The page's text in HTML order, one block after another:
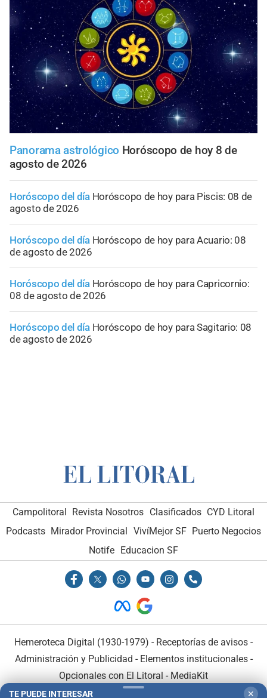
Panorama astrológico Horóscopo de hoy 8 de
agosto de 2026
Horóscopo del día Horóscopo de hoy para Piscis: 08 de
agosto de 2026
Horóscopo del día Horóscopo de hoy para Acuario: 08
de agosto de 2026
Horóscopo del día Horóscopo de hoy para Capricornio:
08 de agosto de 2026
Horóscopo del día Horóscopo de hoy para Sagitario: 08
de agosto de 2026
Campolitoral Revista Nosotros Clasificados CYD Litoral
Podcasts Mirador Provincial VivíMejor SF Puerto Negocios
Notife Educacion SF
Hemeroteca Digital (1930-1979) - Receptorías de avisos -
Administración y Publicidad - Elementos institucionales-
Opcionales con El Litoral - MediaKit
TE PUEDE INTERESAR ✕